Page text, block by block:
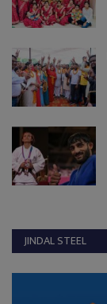
JINDAL STEEL